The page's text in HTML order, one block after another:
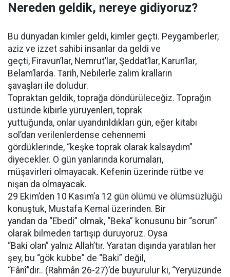
Nereden geldik, nereye gidiyoruz?
Bu dünyadan kimler geldi, kimler geçti. Peygamberler,
aziz ve izzet sahibi insanlar da geldi ve
geçti, Firavun’lar, Nemrut’lar, Şeddat’lar, Karun’lar,
Belam’larda. Tarih, Nebilerle zalim kralların
şavaşları ile doludur.
Topraktan geldik, toprağa döndürüleceğiz. Toprağın
üstünde kibirle yürüyenleri, toprak
yuttuğunda, onlar uyandırıldıkları gün, eğer kitabı
sol’dan verilenlerdense cehennemi
gördüklerinde, “keşke toprak olarak kalsaydım”
diyecekler. O gün yanlarında korumaları,
müşavirleri olmayacak. Kefenin üzerinde rütbe ve
nişan da olmayacak.
29 Ekim’den 10 Kasım’a 12 gün ölümü ve ölümsüzlüğü
konuştuk, Mustafa Kemal üzerinden. Bir
yandan da “Ebedi” olmak, “Beka” konusunu bir “sorun”
olarak bilmeden tartışıp duruyoruz. Oysa
“Baki olan” yalnız Allah’tır. Yaratan dışında yaratılan her
şey, bu “gök kubbe” de “Baki” değil,
“Fânî”dir.. (Rahmân 26-27)’de buyurulur ki, “Yeryüzünde